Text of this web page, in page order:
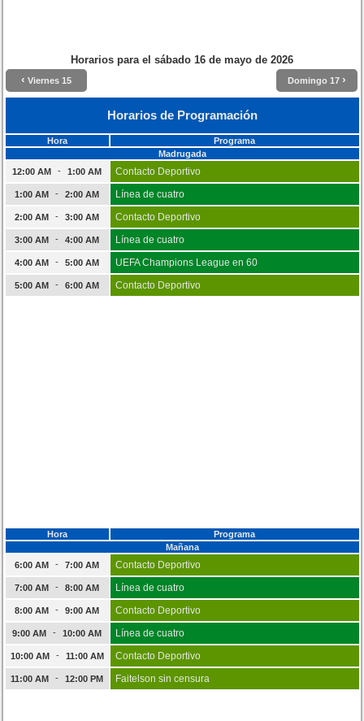
Horarios para el sábado 16 de mayo de 2026
‹ Viernes 15 Domingo 17 ›
Horarios de Programación
Hora
Programa
Madrugada
12:00 AM
- 1:00 AM Contacto Deportivo
1:00 AM - 2:00 AM Línea de cuatro
2:00 AM - 3:00 AM Contacto Deportivo
3:00 AM - 4:00 AM Línea de cuatro
4:00 AM - 5:00 AM UEFA Champions League en 60
5:00 AM - 6:00 AM Contacto Deportivo
Hora
Programa
Mañana
6:00 AM
- 7:00 AM Contacto Deportivo
7:00 AM - 8:00 AM Línea de cuatro
8:00 AM - 9:00 AM Contacto Deportivo
9:00 AM - 10:00 AM Línea de cuatro
10:00 AM - 11:00 AM Contacto Deportivo
11:00 AM - 12:00 PM Faitelson sin censura